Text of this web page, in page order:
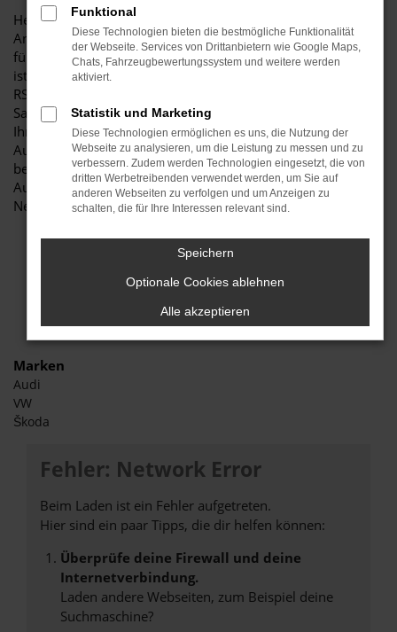
Herzlich willkommen bei Autohaus Stiglmayr – Ihre erste
Anlaufstelle für exzellente Audi RS Q8 Neuwagen Fahrzeuge
für Freising und Umgebung! Unser renommiertes Autohaus
ist stolz darauf, Ihnen eine herausragende Auswahl an Audi
RS Q8 Neuwagen zu präsentieren, die höchste Standards in
Sachen Qualität und Leistung erfüllen. Wir sind seit Jahren
Ihr vertrauenswürdiger Partner, wenn es um erstklassige
Automobile geht. Erfahren Sie mehr über unsere
beeindruckende Audi RS Q8 Neuwagen Flotte und warum
Autohaus Stiglmayr die bevorzugte Adresse für Audi RS Q8
Neuwagen Liebhaber ist.
Marken
Audi
VW
Škoda
Fehler: Network Error
Beim Laden ist ein Fehler aufgetreten.
Hier sind ein paar Tipps, die dir helfen können:
Überprüfe deine Firewall und deine
Internetverbindung.
Laden andere Webseiten, zum Beispiel deine
Suchmaschine?
Funktional
Diese Technologien bieten die bestmögliche Funktionalität
der Webseite. Services von Drittanbietern wie Google Maps,
Chats, Fahrzeugbewertungssystem und weitere werden
aktiviert.
Statistik und Marketing
Diese Technologien ermöglichen es uns, die Nutzung der
Webseite zu analysieren, um die Leistung zu messen und zu
verbessern. Zudem werden Technologien eingesetzt, die von
dritten Werbetreibenden verwendet werden, um Sie auf
anderen Webseiten zu verfolgen und um Anzeigen zu
schalten, die für Ihre Interessen relevant sind.
Speichern
Optionale Cookies ablehnen
Alle akzeptieren